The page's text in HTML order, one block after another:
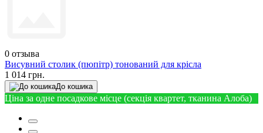
0 отзыва
Висувний столик (пюпітр) тонований для крісла
1 014 грн.
До кошика
Ціна за одне посадкове місце (секція квартет, тканина Алоба)